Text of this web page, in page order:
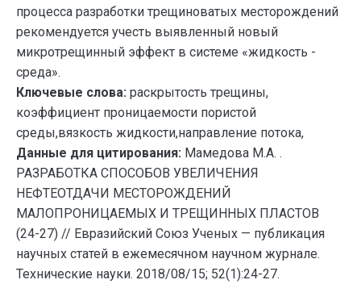
процесса разработки трещиноватых месторождений
рекомендуется учесть выявленный новый
микротрещинный эффект в системе «жидкость -
среда».
Ключевые слова: раскрытость трещины,
коэффициент проницаемости пористой
среды,вязкость жидкости,направление потока,
Данные для цитирования: Мамедова М.А. .
РАЗРАБОТКА СПОСОБОВ УВЕЛИЧЕНИЯ
НЕФТЕОТДАЧИ МЕСТОРОЖДЕНИЙ
МАЛОПРОНИЦАЕМЫХ И ТРЕЩИННЫХ ПЛАСТОВ
(24-27) // Евразийский Союз Ученых — публикация
научных статей в ежемесячном научном журнале.
Технические науки. 2018/08/15; 52(1):24-27.